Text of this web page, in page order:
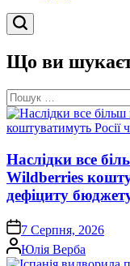
Що ви
Пошук:
Наслідки все
Wildberries
дефіциту
on 7 Серпня, 2026
Опубліковано
Юлія Верба